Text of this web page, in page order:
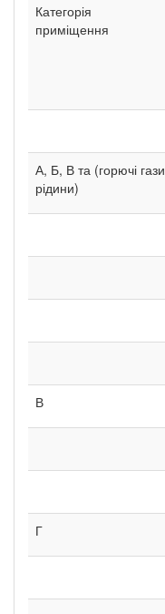
Категорія
приміщення
А, Б, В та (горючі гази
рідини)
В
Г